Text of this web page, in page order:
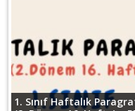
1. Sınıf Haftalık